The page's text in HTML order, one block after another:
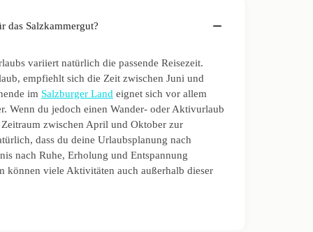
das Salzkammergut?
variiert natürlich die passende Reisezeit.
empfiehlt sich die Zeit zwischen Juni und
im Salzburger Land eignet sich vor allem
Wenn du jedoch einen Wander- oder Aktivurlaub
zwischen April und Oktober zur
dass du deine Urlaubsplanung nach
nach Ruhe, Erholung und Entspannung
können viele Aktivitäten auch außerhalb dieser